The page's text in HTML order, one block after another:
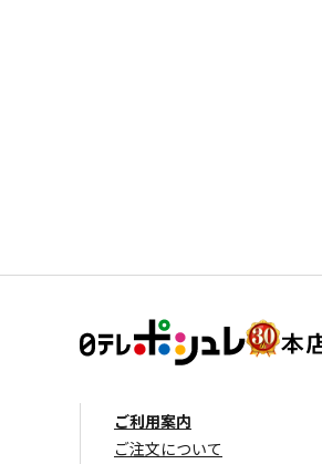
ご利用案内
ご注文について